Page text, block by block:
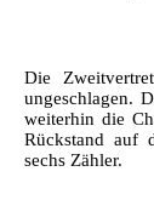
Die
ungeschlagen.
weiterhin die
Rückstand auf
sechs Zähler.